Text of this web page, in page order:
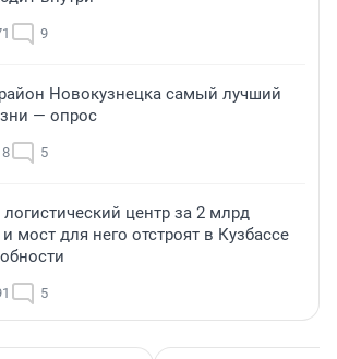
9
Новокузнецка самый лучший
— опрос
5
центр за 2 млрд
и мост для него отстроят в Кузбассе
5